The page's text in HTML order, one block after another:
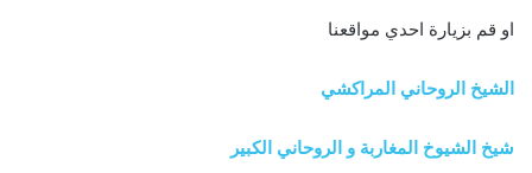
او قم بزيارة احدي مواقعنا
الشيخ الروحاني المراكشي
شيخ الشيوخ المغاربة و الروحاني الكبير